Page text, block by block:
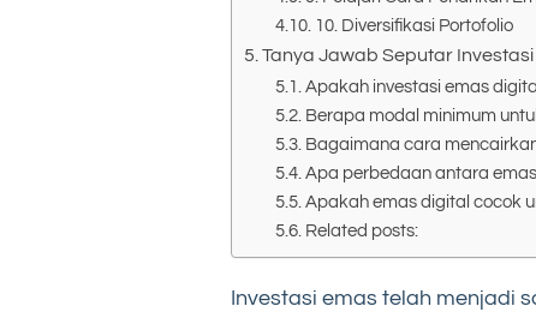
10. Diversifikasi Portofolio
Tanya Jawab Seputar Investasi
Apakah investasi emas
Berapa modal minimum
Bagaimana cara
Apa perbedaan antara
Apakah emas digital cocok
Related posts:
Investasi emas telah menjadi